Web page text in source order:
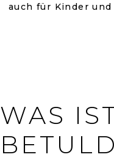
auch für Kinder
WAS